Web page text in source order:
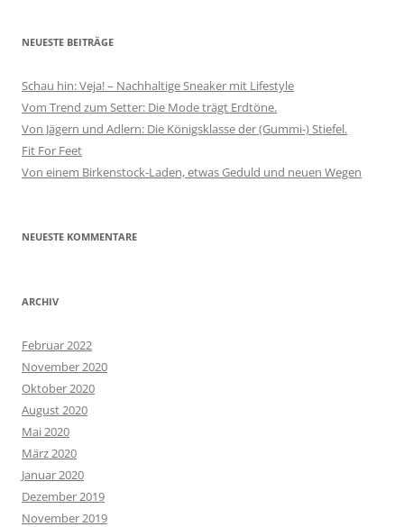
NEUESTE BEITRÄGE
Schau hin: Veja! – Nachhaltige Sneaker mit Lifestyle
Vom Trend zum Setter: Die Mode trägt Erdtöne.
Von Jägern und Adlern: Die Königsklasse der (Gummi-) Stiefel.
Fit For Feet
Von einem Birkenstock-Laden, etwas Geduld und neuen Wegen
NEUESTE KOMMENTARE
ARCHIV
Februar 2022
November 2020
Oktober 2020
August 2020
Mai 2020
März 2020
Januar 2020
Dezember 2019
November 2019